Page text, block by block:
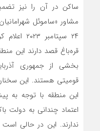
ساکن در آن را نیز
مشاور «ساموئل
قره‌باغ قصد دارند این
بخشی از جمهوری
قومیتی هستند. این
این منطقه با توجه به
اعتماد چندانی به
ندارند. این در حالی